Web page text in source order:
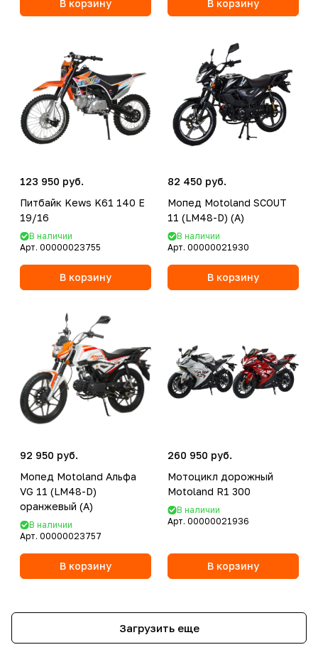
В корзину В корзину
123 950 руб.
Питбайк Kews K61 140 E
19/16
В наличии
Арт. 00000023755
В корзину
82 450 руб.
Мопед Motoland SCOUT
11 (LM48-D) (A)
В наличии
Арт. 00000021930
В корзину
92 950 руб.
Мопед Motoland Альфа
VG 11 (LM48-D)
оранжевый (A)
В наличии
Арт. 00000023757
В корзину
260 950 руб.
Мотоцикл дорожный
Motoland R1 300
В наличии
Арт. 00000021936
В корзину
Загрузить еще